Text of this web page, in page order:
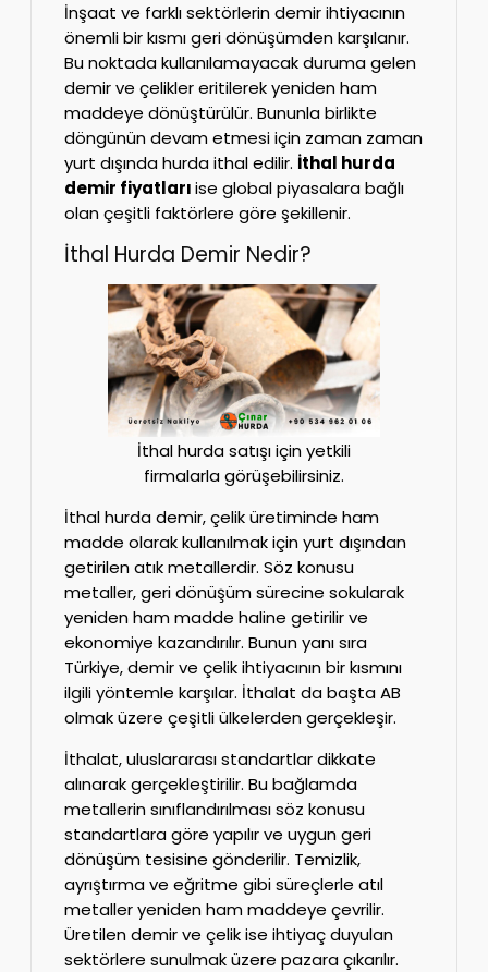
İnşaat ve farklı sektörlerin demir ihtiyacının
önemli bir kısmı geri dönüşümden karşılanır.
Bu noktada kullanılamayacak duruma gelen
demir ve çelikler eritilerek yeniden ham
maddeye dönüştürülür. Bununla birlikte
döngünün devam etmesi için zaman zaman
yurt dışında hurda ithal edilir. İthal hurda
demir fiyatlarıise global piyasalara bağlı
olan çeşitli faktörlere göre şekillenir.
İthal Hurda Demir Nedir?
İthal hurda satışı için yetkili
firmalarla görüşebilirsiniz.
İthal hurda demir, çelik üretiminde ham
madde olarak kullanılmak için yurt dışından
getirilen atık metallerdir. Söz konusu
metaller, geri dönüşüm sürecine sokularak
yeniden ham madde haline getirilir ve
ekonomiye kazandırılır. Bunun yanı sıra
Türkiye, demir ve çelik ihtiyacının bir kısmını
ilgili yöntemle karşılar. İthalat da başta AB
olmak üzere çeşitli ülkelerden gerçekleşir.
İthalat, uluslararası standartlar dikkate
alınarak gerçekleştirilir. Bu bağlamda
metallerin sınıflandırılması söz konusu
standartlara göre yapılır ve uygun geri
dönüşüm tesisine gönderilir. Temizlik,
ayrıştırma ve eğritme gibi süreçlerle atıl
metaller yeniden ham maddeye çevrilir.
Üretilen demir ve çelik ise ihtiyaç duyulan
sektörlere sunulmak üzere pazara çıkarılır.